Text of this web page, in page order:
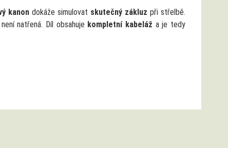
kanondokáže simulovat skutečný zákluz při střelbě.
natřená. Díl obsahuje kompletní kabeláž a je tedy